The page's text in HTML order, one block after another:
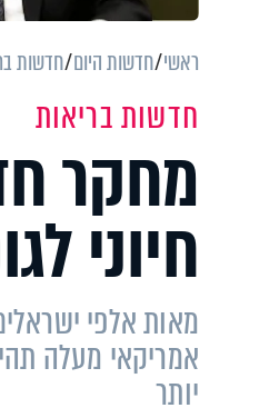
ראשי חדשות היום חדשות
חדשות בריאות
מחקר
חיוני
מאות אלפי
אמריקאי מעלה
יותר